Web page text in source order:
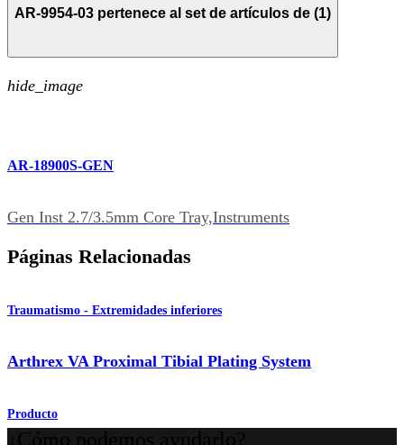
AR-9954-03 pertenece al set de artículos de (1)
hide_image
AR-18900S-GEN
Gen Inst 2.7/3.5mm Core Tray,Instruments
Páginas Relacionadas
Traumatismo - Extremidades inferiores
Arthrex VA Proximal Tibial Plating System
Producto